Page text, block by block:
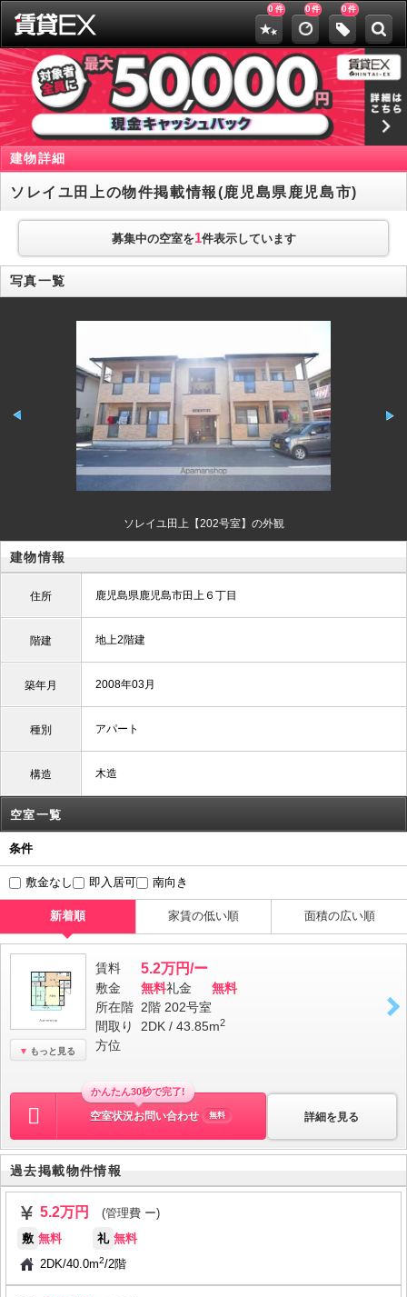
0 件 0件 0件
建物詳細
ソレイユ田上の物件掲載情報(鹿児島県鹿児島市)
募集中の空室を1件表示しています
写真一覧
ソレイユ田上【202号室】の外観
建物情報
住所 鹿児島県鹿児島市田上６丁目
階建 地上2階建
築年月 2008年03月
種別 アパート
構造 木造
空室一覧
条件
敷金なし 即入居可 南向き
新着順 家賃の低い順 面積の広い順
もっと見る
賃料 5.2万円/ー
敷金 無料礼金
無料
所在階 2階 202号室
間取り
2DK / 43.85m2
方位
詳細を見る
かんたん30秒で完了!
空室状況お問い合わせ 無料
過去掲載物件情報
5.2万円
(管理費 ー)
敷 無料 礼 無料
2DK/40.0m2/2階